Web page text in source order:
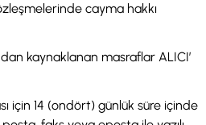
cayma hakkı
kaynaklanan masraflar ALICI’
için 14 (ondört) günlük süre içinde